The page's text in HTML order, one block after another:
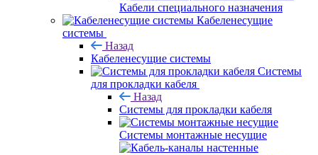
Кабели специального назначения
Кабеленесущие
системы
Назад
Кабеленесущие системы
Системы
для прокладки кабеля
Назад
Системы для прокладки кабеля
Системы монтажные несущие